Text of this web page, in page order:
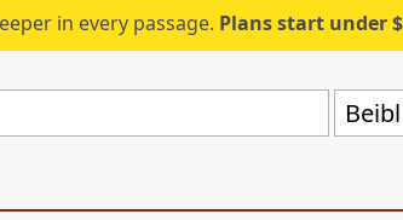
in every passage. Plans start under